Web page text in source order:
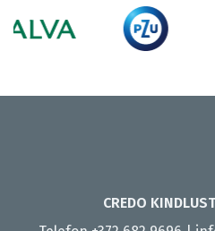
CREDO